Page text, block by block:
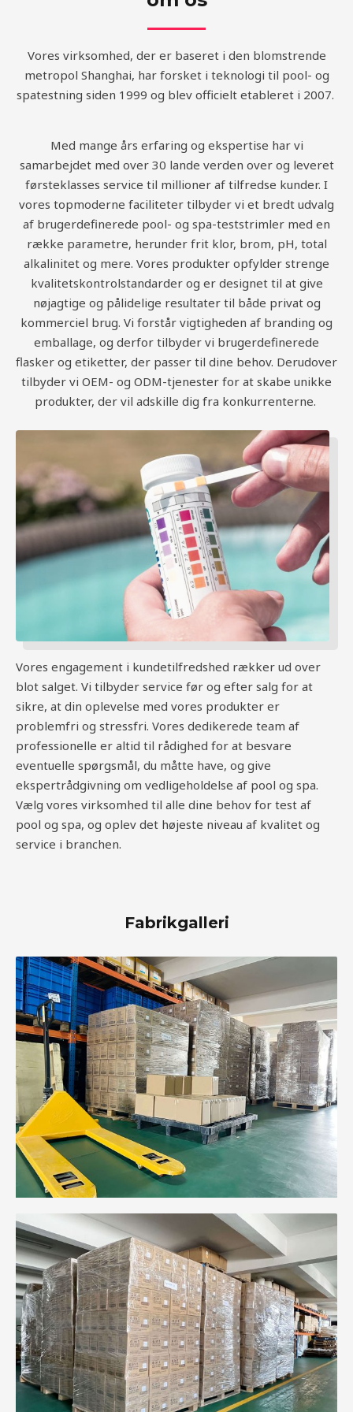
Vores virksomhed, der er baseret i den blomstrende
metropol Shanghai, har forsket i teknologi til pool- og
spatestning siden 1999 og blev officielt etableret i 2007.
Med mange års erfaring og ekspertise har vi
samarbejdet med over 30 lande verden over og leveret
førsteklasses service til millioner af tilfredse kunder. I
vores topmoderne faciliteter tilbyder vi et bredt udvalg
af brugerdefinerede pool- og spa-teststrimler med en
række parametre, herunder frit klor, brom, pH, total
alkalinitet og mere. Vores produkter opfylder strenge
kvalitetskontrolstandarder og er designet til at give
nøjagtige og pålidelige resultater til både privat og
kommerciel brug. Vi forstår vigtigheden af branding og
emballage, og derfor tilbyder vi brugerdefinerede
flasker og etiketter, der passer til dine behov. Derudover
tilbyder vi OEM- og ODM-tjenester for at skabe unikke
produkter, der vil adskille dig fra konkurrenterne.
Vores engagement i kundetilfredshed rækker ud over
blot salget. Vi tilbyder service før og efter salg for at
sikre, at din oplevelse med vores produkter er
problemfri og stressfri. Vores dedikerede team af
professionelle er altid til rådighed for at besvare
eventuelle spørgsmål, du måtte have, og give
ekspertrådgivning om vedligeholdelse af pool og spa.
Vælg vores virksomhed til alle dine behov for test af
pool og spa, og oplev det højeste niveau af kvalitet og
service i branchen.
Fabrikgalleri